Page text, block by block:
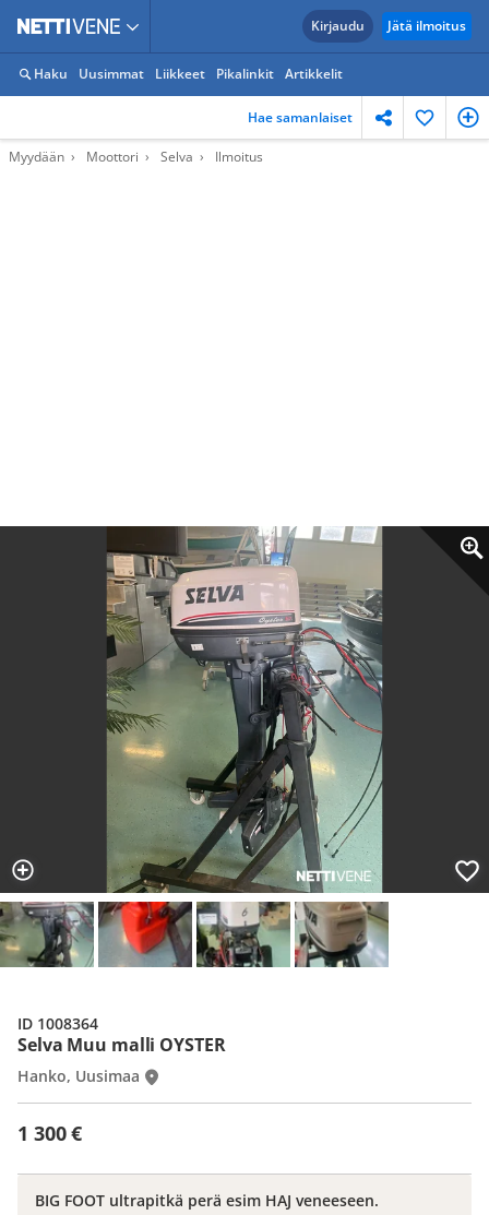
Kirjaudu Jätä ilmoitus
Haku Uusimmat Liikkeet Pikalinkit Artikkelit
Hae samanlaiset
Myydään Moottori Selva Ilmoitus
Selva Muu malli OYSTER
1 300 €
Hanko, Uusimaa
ID 1008364
BIG FOOT ultrapitkä perä esim HAJ veneeseen.